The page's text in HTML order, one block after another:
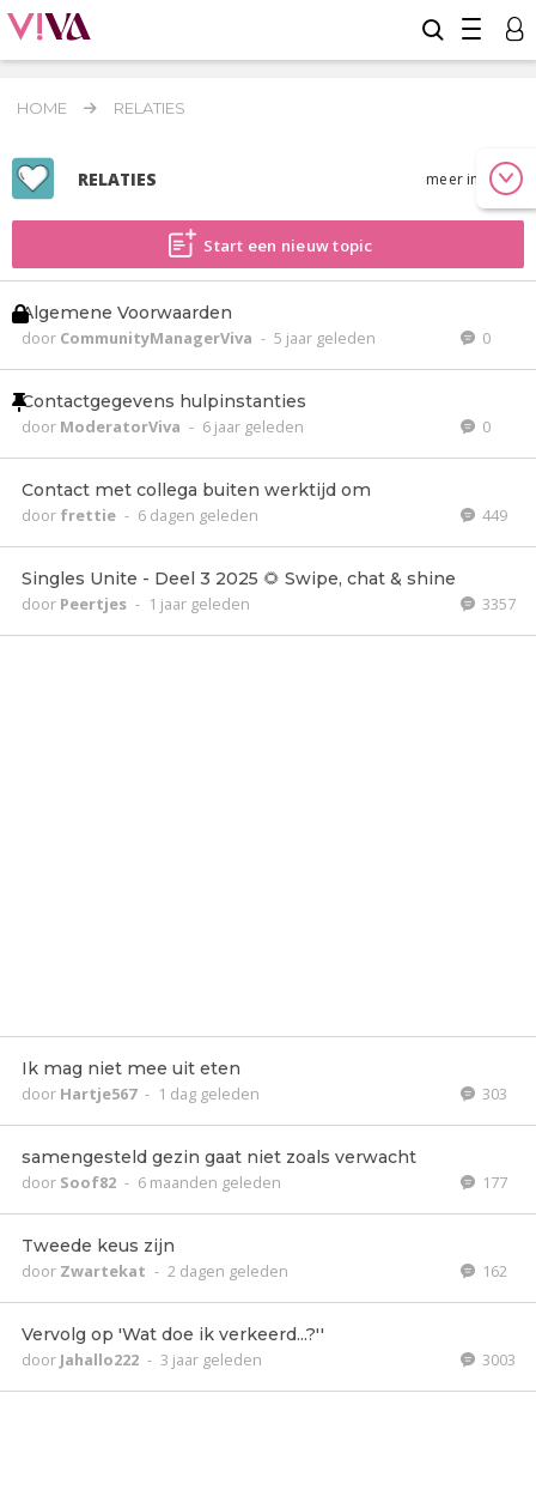
HOME RELATIES
RELATIES meer info
Start een nieuw topic
Algemene Voorwaarden
door CommunityManagerViva - 5 jaar geleden 0
Contactgegevens hulpinstanties
door ModeratorViva - 6 jaar geleden 0
Contact met collega buiten werktijd om
door frettie - 6 dagen geleden 449
Singles Unite - Deel 3 2025 🌻 Swipe, chat & shine
door Peertjes - 1 jaar geleden 3357
Ik mag niet mee uit eten
door Hartje567 - 1 dag geleden 303
samengesteld gezin gaat niet zoals verwacht
door Soof82 - 6 maanden geleden 177
Tweede keus zijn
door Zwartekat - 2 dagen geleden 162
Vervolg op 'Wat doe ik verkeerd...?''
door Jahallo222 - 3 jaar geleden 3003